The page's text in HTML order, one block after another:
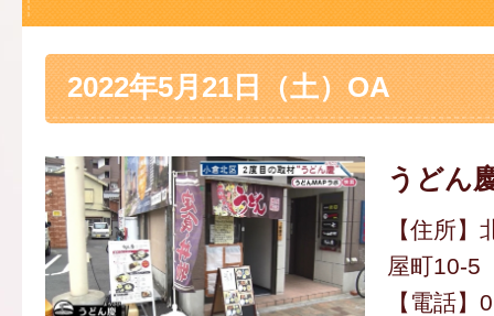
2022年5月21日（土）OA
うどん
【住所
屋町10-5
【電話